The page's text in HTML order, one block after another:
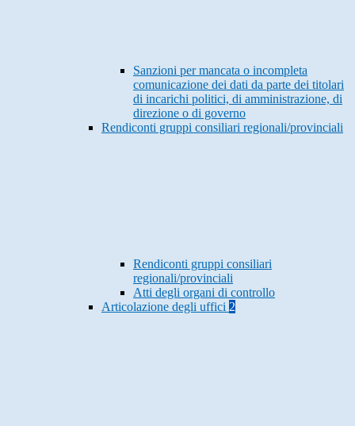
Sanzioni per mancata o incompleta
comunicazione dei dati da parte dei titolari
di incarichi politici, di amministrazione, di
direzione o di governo
Rendiconti gruppi consiliari regionali/provinciali
Rendiconti gruppi consiliari
regionali/provinciali
Atti degli organi di controllo
Articolazione degli uffici 2